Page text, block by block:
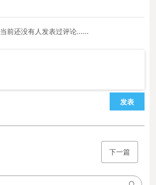
当前还没有人发表过评论......
发表
下一篇